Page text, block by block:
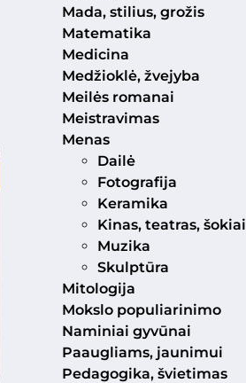
Mada, stilius, grožis
Matematika
Medicina
Medžioklė, žvejyba
Meilės romanai
Meistravimas
Menas
Dailė
Fotografija
Keramika
Kinas, teatras, šokiai
Muzika
Skulptūra
Mitologija
Mokslo populiarinimo
Naminiai gyvūnai
Paaugliams, jaunimui
Pedagogika, švietimas